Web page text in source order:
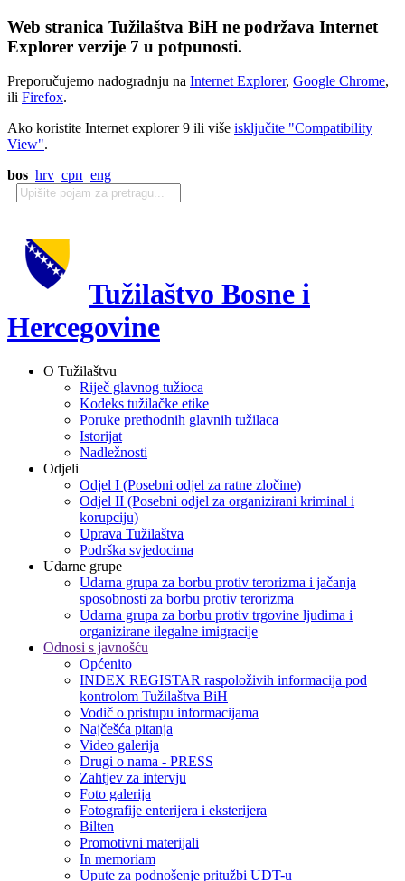
Web stranica Tužilaštva BiH ne podržava Internet
Explorer verzije 7 u potpunosti.
Preporučujemo nadogradnju na Internet Explorer, Google Chrome,
ili Firefox.
Ako koristite Internet explorer 9 ili više isključite "Compatibility
View".
bos hrv срп eng
Tužilaštvo Bosne i
Hercegovine
O Tužilaštvu
Riječ glavnog tužioca
Kodeks tužilačke etike
Poruke prethodnih glavnih tužilaca
Istorijat
Nadležnosti
Odjeli
Odjel I (Posebni odjel za ratne zločine)
Odjel II (Posebni odjel za organizirani kriminal i
korupciju)
Uprava Tužilaštva
Podrška svjedocima
Udarne grupe
Udarna grupa za borbu protiv terorizma i jačanja
sposobnosti za borbu protiv terorizma
Udarna grupa za borbu protiv trgovine ljudima i
organizirane ilegalne imigracije
Odnosi s javnošću
Općenito
INDEX REGISTAR raspoloživih informacija pod
kontrolom Tužilaštva BiH
Vodič o pristupu informacijama
Najčešća pitanja
Video galerija
Drugi o nama - PRESS
Zahtjev za intervju
Foto galerija
Fotografije enterijera i eksterijera
Bilten
Promotivni materijali
In memoriam
Upute za podnošenje pritužbi UDT-u